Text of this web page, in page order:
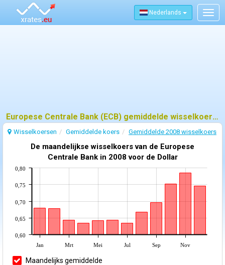
Nederlands
Europese Centrale Bank (ECB) gemiddelde wisselkoers - 2008
Wisselkoersen Gemiddelde koers Gemiddelde 2008 wisselkoers
De maandelijkse wisselkoers van de Europese
Centrale Bank in 2008 voor de Dollar
Jan Mrt Mei Jul Sep Nov
0,60
0,65
0,70
0,75
0,80
Maandelijks gemiddelde